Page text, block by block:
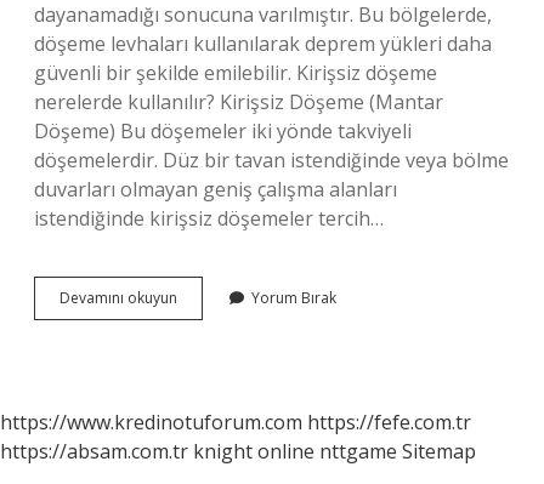
dayanamadığı sonucuna varılmıştır. Bu bölgelerde,
döşeme levhaları kullanılarak deprem yükleri daha
güvenli bir şekilde emilebilir. Kirişsiz döşeme
nerelerde kullanılır? Kirişsiz Döşeme (Mantar
Döşeme) Bu döşemeler iki yönde takviyeli
döşemelerdir. Düz bir tavan istendiğinde veya bölme
duvarları olmayan geniş çalışma alanları
istendiğinde kirişsiz döşemeler tercih…
Devamını okuyun
Döşeme
Yorum Bırak
https://www.kredinotuforum.com https://fefe.com.tr
https://absam.com.tr knight online nttgame Sitemap